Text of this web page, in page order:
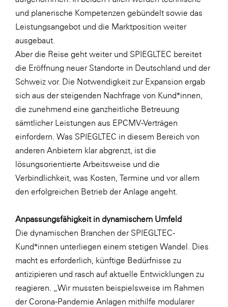
und planerische Kompetenzen gebündelt sowie das
Leistungsangebot und die Marktposition weiter
ausgebaut.
Aber die Reise geht weiter und SPIEGLTEC bereitet
die Eröffnung neuer Standorte in Deutschland und der
Schweiz vor. Die Notwendigkeit zur Expansion ergab
sich aus der steigenden Nachfrage von Kund*innen,
die zunehmend eine ganzheitliche Betreuung
sämtlicher Leistungen aus EPCMV-Verträgen
einfordern. Was SPIEGLTEC in diesem Bereich von
anderen Anbietern klar abgrenzt, ist die
lösungsorientierte Arbeitsweise und die
Verbindlichkeit, was Kosten, Termine und vor allem
den erfolgreichen Betrieb der Anlage angeht.
Anpassungsfähigkeit in dynamischem Umfeld
Die dynamischen Branchen der SPIEGLTEC-
Kund*innen unterliegen einem stetigen Wandel. Dies
macht es erforderlich, künftige Bedürfnisse zu
antizipieren und rasch auf aktuelle Entwicklungen zu
reagieren. „Wir mussten beispielsweise im Rahmen
der Corona-Pandemie Anlagen mithilfe modularer